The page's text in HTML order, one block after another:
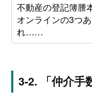
不動産の登記簿謄
オンラインの3つ
れ……
「仲介